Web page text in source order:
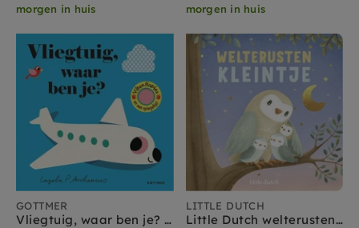
morgen in huis morgen in huis
GOTTMER
Vliegtuig, waar ben je? 18 mnd +
LITTLE DUTCH
Little Dutch welterusten kleintje voorleesboekje 1 jr+